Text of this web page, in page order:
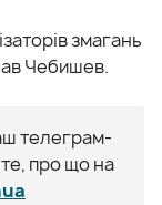
змагань
Чебишев.
телеграм-
про що на